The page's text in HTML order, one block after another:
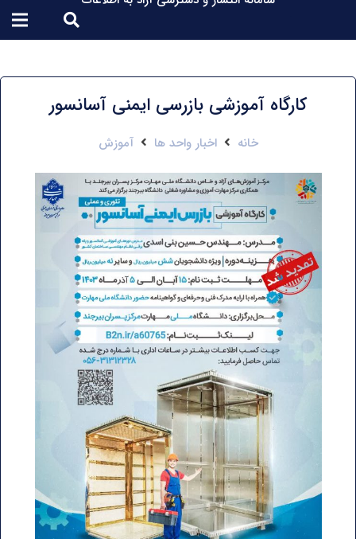
کارگاه آموزشی بازرسی ایمنی آسانسور
خانه اخبار واحد ها آموزش